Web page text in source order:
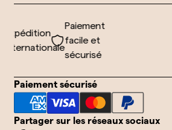
Paiement
facile et
sécurisé
Paiement sécurisé
Partager sur les réseaux sociaux